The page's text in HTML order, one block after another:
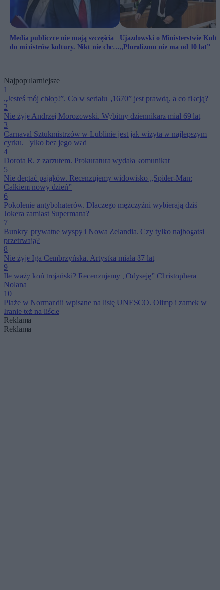
Media publiczne nie mają szczęścia
do ministrów kultury. Nikt nie chce
Ujazdowski o Ministerstwie
„Pluralizmu nie ma od 10 lat”
Najpopularniejsze
1
„Jesteś mój chłop!”. Co w serialu „1670” jest prawdą, a co fikcją?
2
Nie żyje Andrzej Morozowski. Wybitny dziennikarz miał 69 lat
3
Carnaval Sztukmistrzów w Lublinie jest jak wizyta w najlepszym
cyrku. Tylko bez jego wad
4
Dorota R. z zarzutem. Prokuratura wydała komunikat
5
Nie deptać pająków. Recenzujemy widowisko „Spider-Man:
Całkiem nowy dzień”
6
Pokolenie antybohaterów. Dlaczego mężczyźni wybierają dziś
Jokera zamiast Supermana?
7
Bunkry, prywatne wyspy i Nowa Zelandia. Czy tylko najbogatsi
przetrwają?
8
Nie żyje Iga Cembrzyńska. Artystka miała 87 lat
9
Ile waży koń trojański? Recenzujemy „Odyseję” Christophera
Nolana
10
Plaże w Normandii wpisane na listę UNESCO. Olimp i zamek w
Iranie też na liście
Reklama
Reklama